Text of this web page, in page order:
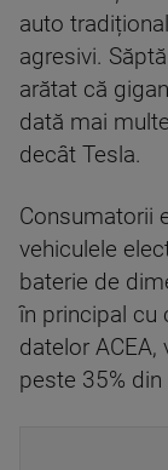
auto
agresivi.
arătat că
dată mai
decât Tesla.
Consumatorii
vehiculele
baterie de
în principal cu
datelor ACEA,
peste 35%